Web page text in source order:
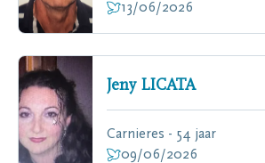
13/06/2026
Jeny LICATA
Carnieres - 54 jaar
09/06/2026